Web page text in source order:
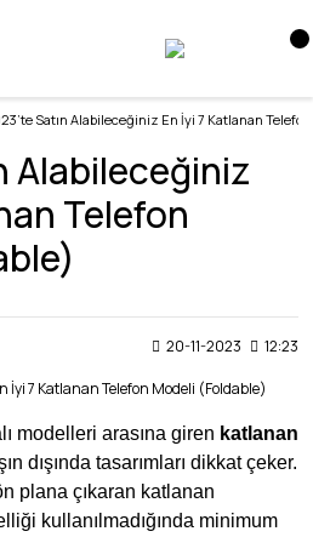
Satın Alabileceğiniz En İyi 7 Katlanan
Alabileceğiniz
Telefon
20-11-2023 12:23
modelleri arasına giren katlanan
dışında tasarımları dikkat çeker.
plana çıkaran katlanan
kullanılmadığında minimum